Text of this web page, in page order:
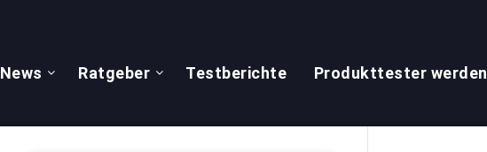
News Ratgeber Testberichte Produkttester werden